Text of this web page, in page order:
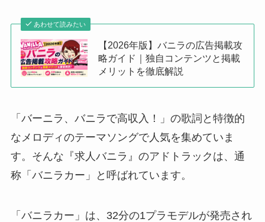
あわせて読みたい
【2026年版】バニラの広告掲載攻
略ガイド｜独自コンテンツと掲載
メリットを徹底解説
「バーニラ、バニラで高収入！」の歌詞と特徴的
なメロディのテーマソングで人気を集めていま
す。そんな『求人バニラ』のアドトラックは、通
称「バニラカー」と呼ばれています。
「バニラカー」は、32分の1プラモデルが発売され